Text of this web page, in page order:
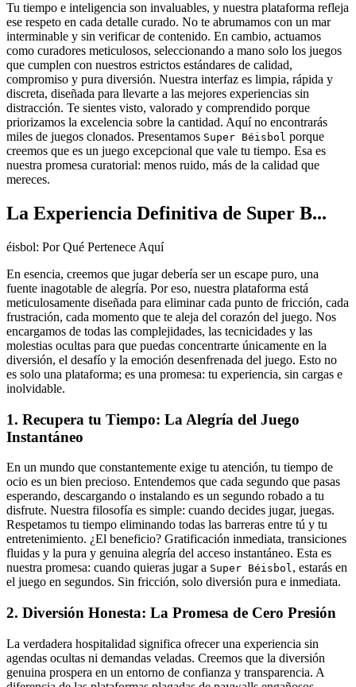
Tu tiempo e inteligencia son invaluables, y nuestra plataforma refleja
ese respeto en cada detalle curado. No te abrumamos con un mar
interminable y sin verificar de contenido. En cambio, actuamos
como curadores meticulosos, seleccionando a mano solo los juegos
que cumplen con nuestros estrictos estándares de calidad,
compromiso y pura diversión. Nuestra interfaz es limpia, rápida y
discreta, diseñada para llevarte a las mejores experiencias sin
distracción. Te sientes visto, valorado y comprendido porque
priorizamos la excelencia sobre la cantidad. Aquí no encontrarás
miles de juegos clonados. Presentamos Super Béisbol porque
creemos que es un juego excepcional que vale tu tiempo. Esa es
nuestra promesa curatorial: menos ruido, más de la calidad que
mereces.
La Experiencia Definitiva de Super B...
éisbol: Por Qué Pertenece Aquí
En esencia, creemos que jugar debería ser un escape puro, una
fuente inagotable de alegría. Por eso, nuestra plataforma está
meticulosamente diseñada para eliminar cada punto de fricción, cada
frustración, cada momento que te aleja del corazón del juego. Nos
encargamos de todas las complejidades, las tecnicidades y las
molestias ocultas para que puedas concentrarte únicamente en la
diversión, el desafío y la emoción desenfrenada del juego. Esto no
es solo una plataforma; es una promesa: tu experiencia, sin cargas e
inolvidable.
1. Recupera tu Tiempo: La Alegría del Juego
Instantáneo
En un mundo que constantemente exige tu atención, tu tiempo de
ocio es un bien precioso. Entendemos que cada segundo que pasas
esperando, descargando o instalando es un segundo robado a tu
disfrute. Nuestra filosofía es simple: cuando decides jugar, juegas.
Respetamos tu tiempo eliminando todas las barreras entre tú y tu
entretenimiento. ¿El beneficio? Gratificación inmediata, transiciones
fluidas y la pura y genuina alegría del acceso instantáneo. Esta es
nuestra promesa: cuando quieras jugar a Super Béisbol, estarás en
el juego en segundos. Sin fricción, solo diversión pura e inmediata.
2. Diversión Honesta: La Promesa de Cero Presión
La verdadera hospitalidad significa ofrecer una experiencia sin
agendas ocultas ni demandas veladas. Creemos que la diversión
genuina prospera en un entorno de confianza y transparencia. A